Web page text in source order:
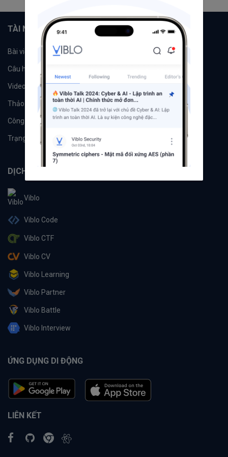
TÀI NGUYÊN
Bài viết
Câu hỏi
Videos
Thảo luận Đề xuất hệ thống
Công cụ Machine Learning
Trạng thái hệ thống
DỊCH VỤ
Viblo
Viblo Code
Viblo CTF
Viblo CV
Viblo Learning
Viblo Partner
Viblo Battle
Viblo Interview
ỨNG DỤNG DI ĐỘNG
LIÊN KẾT